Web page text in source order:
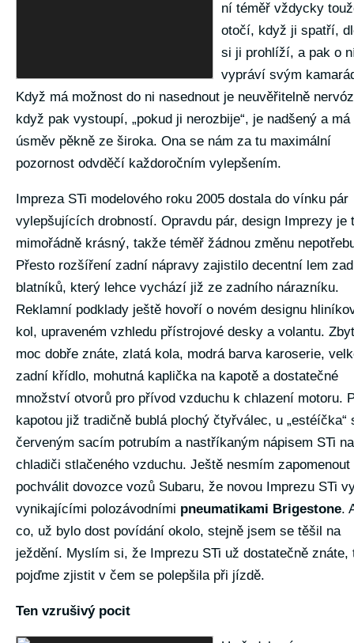
ní téměř vždycky
otočí, když ji spatří,
si ji prohlíží, a pak o
vypráví svým
Když má možnost do ni nasednout je neuvěřitelně
když pak vystoupí, „pokud ji nerozbije“, je nadšený a má
úsměv pěkně ze široka. Ona se nám za tu maximální
pozornost odvděčí každoročním vylepšením.
Impreza STi modelového roku 2005 dostala do vínku pár
vylepšujících drobností. Opravdu pár, design Imprezy je
mimořádně krásný, takže téměř žádnou změnu
Přesto rozšíření zadní nápravy zajistilo decentní lem
blatníků, který lehce vychází již ze zadního nárazníku.
Reklamní podklady ještě hovoří o novém designu
kol, upraveném vzhledu přístrojové desky a volantu.
moc dobře znáte, zlatá kola, modrá barva karoserie,
zadní křídlo, mohutná kaplička na kapotě a dostatečné
množství otvorů pro přívod vzduchu k chlazení motoru.
kapotou již tradičně bublá plochý čtyřválec, u „estéíčka“
červeným sacím potrubím a nastříkaným nápisem STi na
chladiči stlačeného vzduchu. Ještě nesmím zapomenout
pochválit dovozce vozů Subaru, že novou Imprezu STi
vynikajícími polozávodními pneumatikami Brigestone.
co, už bylo dost povídání okolo, stejně jsem se těšil na
ježdění. Myslím si, že Imprezu STi už dostatečně znáte,
pojďme zjistit v čem se polepšila při jízdě.
Ten vzrušivý pocit